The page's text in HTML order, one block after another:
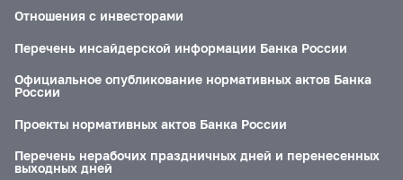
Отношения с инвесторами
Перечень инсайдерской информации Банка России
Официальное опубликование нормативных актов Банка
России
Проекты нормативных актов Банка России
Перечень нерабочих праздничных дней и перенесенных
выходных дней